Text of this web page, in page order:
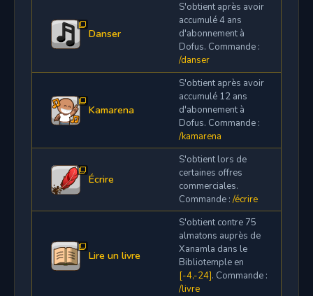
Danser
S'obtient après avoir
accumulé 4 ans
d'abonnement à
Dofus. Commande :
/danser
Kamarena
S'obtient après avoir
accumulé 12 ans
d'abonnement à
Dofus. Commande :
/kamarena
Écrire
S'obtient lors de
certaines offres
commerciales.
Commande : /écrire
Lire un livre
S'obtient contre 75
almatons auprès de
Xanamla dans le
Bibliotemple en
[-4,-24]. Commande :
/livre